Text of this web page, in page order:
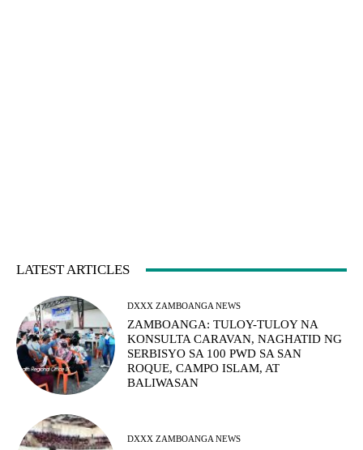
LATEST ARTICLES
DXXX ZAMBOANGA NEWS
ZAMBOANGA: TULOY-TULOY NA
KONSULTA CARAVAN, NAGHATID NG
SERBISYO SA 100 PWD SA SAN
ROQUE, CAMPO ISLAM, AT
BALIWASAN
DXXX ZAMBOANGA NEWS